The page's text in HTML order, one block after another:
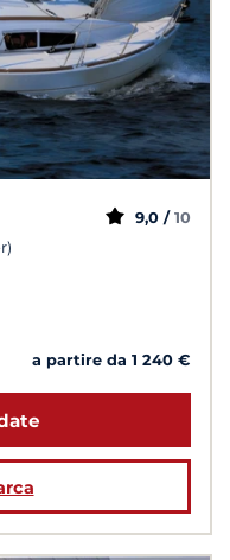
9,0 / 10
a partire da 1 240 €